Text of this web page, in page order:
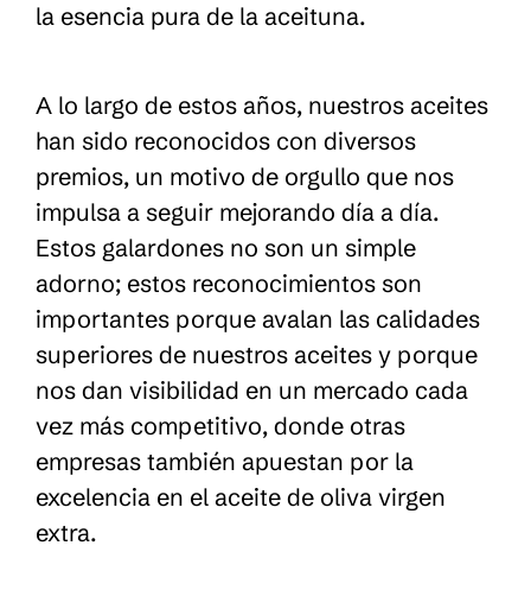
la esencia pura de la aceituna.
A lo largo de estos años, nuestros aceites
han sido reconocidos con diversos
premios, un motivo de orgullo que nos
impulsa a seguir mejorando día a día.
Estos galardones no son un simple
adorno; estos reconocimientos son
importantes porque avalan las calidades
superiores de nuestros aceites y porque
nos dan visibilidad en un mercado cada
vez más competitivo, donde otras
empresas también apuestan por la
excelencia en el aceite de oliva virgen
extra.